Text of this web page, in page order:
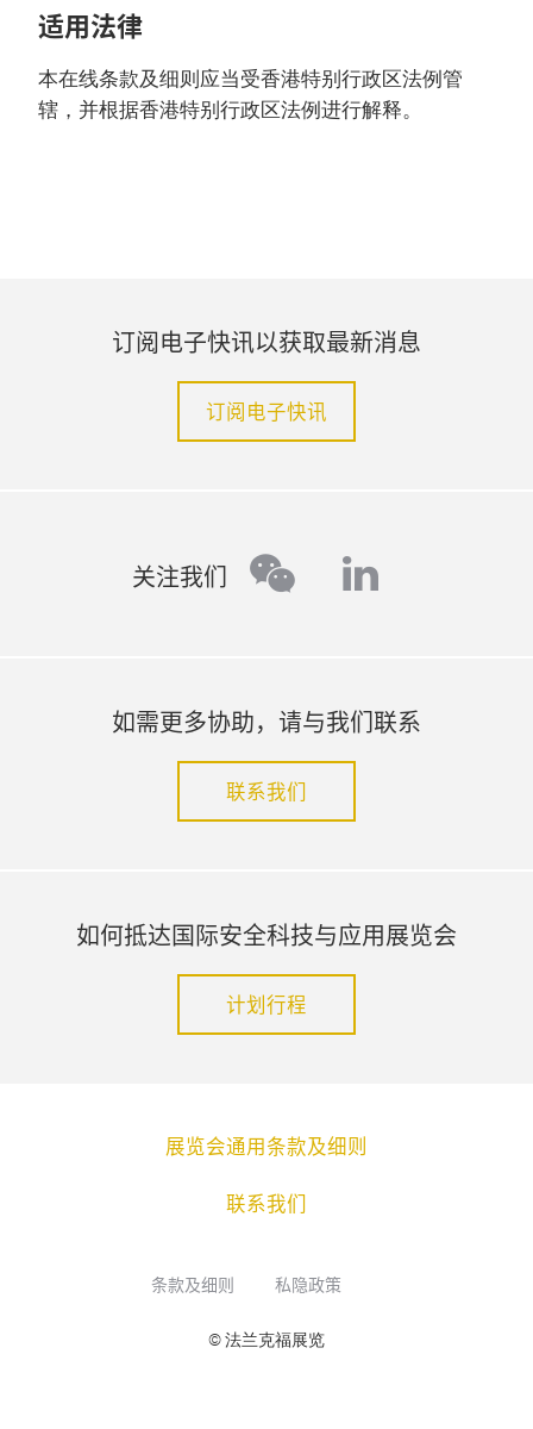
适用法律
本在线条款及细则应当受香港特别行政区法例管
辖，并根据香港特别行政区法例进行解释。
订阅电子快讯以获取最新消息
订阅电子快讯
关注我们 wechatlinkedin
如需更多协助，请与我们联系
联系我们
如何抵达国际安全科技与应用展览会
计划行程
展览会通用条款及细则
联系我们
条款及细则 私隐政策
© 法兰克福展览